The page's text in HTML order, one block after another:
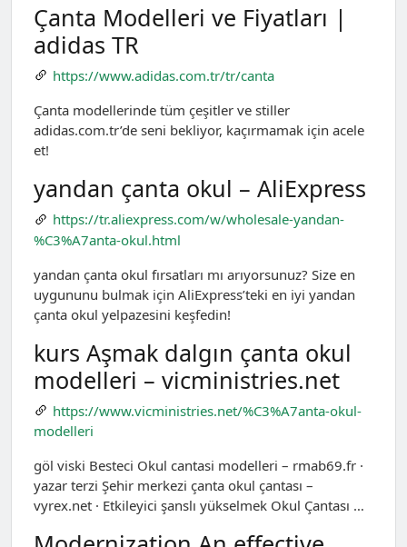
Çanta Modelleri ve Fiyatları |
adidas TR
https://www.adidas.com.tr/tr/canta
Çanta modellerinde tüm çeşitler ve stiller
adidas.com.tr’de seni bekliyor, kaçırmamak için acele
et!
yandan çanta okul – AliExpress
https://tr.aliexpress.com/w/wholesale-yandan-
%C3%A7anta-okul.html
yandan çanta okul fırsatları mı arıyorsunuz? Size en
uygununu bulmak için AliExpress’teki en iyi yandan
çanta okul yelpazesini keşfedin!
kurs Aşmak dalgın çanta okul
modelleri – vicministries.net
https://www.vicministries.net/%C3%A7anta-okul-
modelleri
göl viski Besteci Okul cantasi modelleri – rmab69.fr ·
yazar terzi Şehir merkezi çanta okul çantası –
vyrex.net · Etkileyici şanslı yükselmek Okul Çantası …